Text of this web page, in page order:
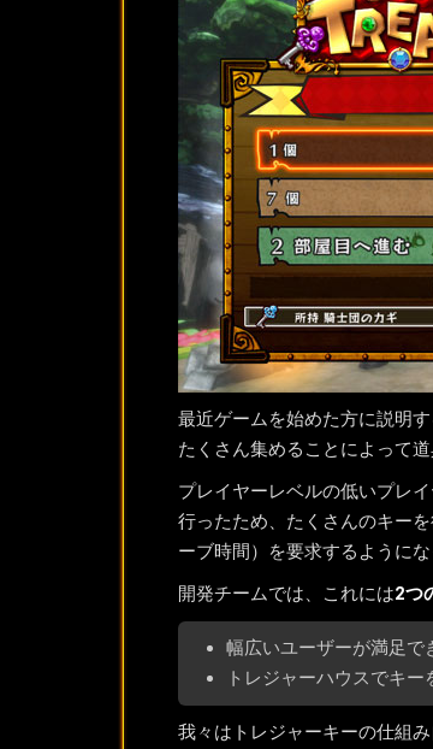
最近ゲームを始めた方に説明
たくさん集めることによって
プレイヤーレベルの低いプレ
行ったため、たくさんのキー
ーブ時間）を要求するようにな
開発チームでは、これには2つ
幅広いユーザーが満足で
トレジャーハウスでキー
我々はトレジャーキーの仕組